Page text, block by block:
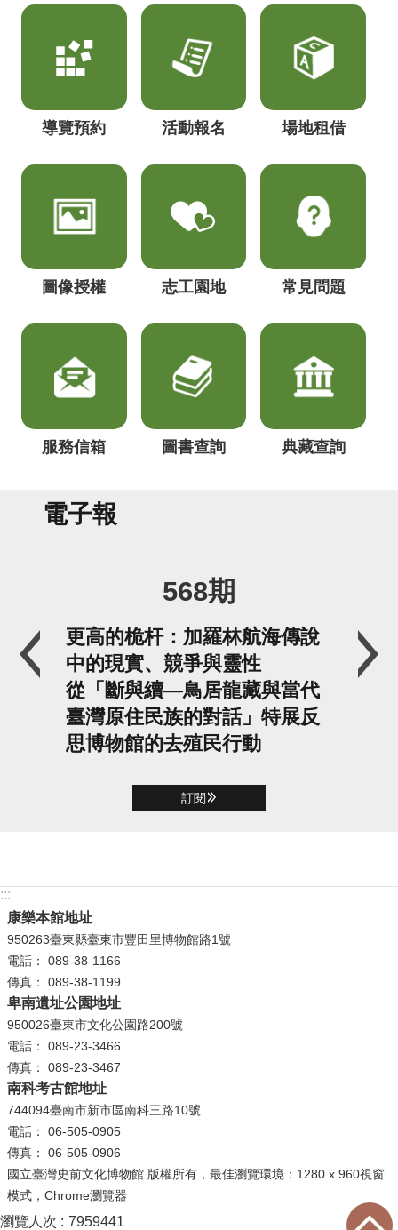
導覽預約 活動報名 場地租借
圖像授權 志工園地 常見問題
服務信箱 圖書查詢 典藏查詢
電子報
568期
更高的桅杆：加羅林航海傳說
中的現實、競爭與靈性
從「斷與續—鳥居龍藏與當代
臺灣原住民族的對話」特展反
思博物館的去殖民行動
感受還有更多可能的未來
構
學
訂閱
:::
康樂本館地址
950263臺東縣臺東市豐田里博物館路1號
電話： 089-38-1166
傳真： 089-38-1199
卑南遺址公園地址
950026臺東市文化公園路200號
電話： 089-23-3466
傳真： 089-23-3467
南科考古館地址
744094臺南市新市區南科三路10號
電話： 06-505-0905
傳真： 06-505-0906
國立臺灣史前文化博物館 版權所有，最佳瀏覽環境：1280 x 960視窗
模式，Chrome瀏覽器
瀏覽人次 7959441